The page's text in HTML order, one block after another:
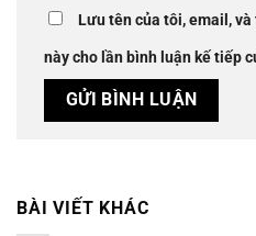
Lưu tên của tôi, email,
này cho lần bình luận kế tiếp
BÀI VIẾT KHÁC